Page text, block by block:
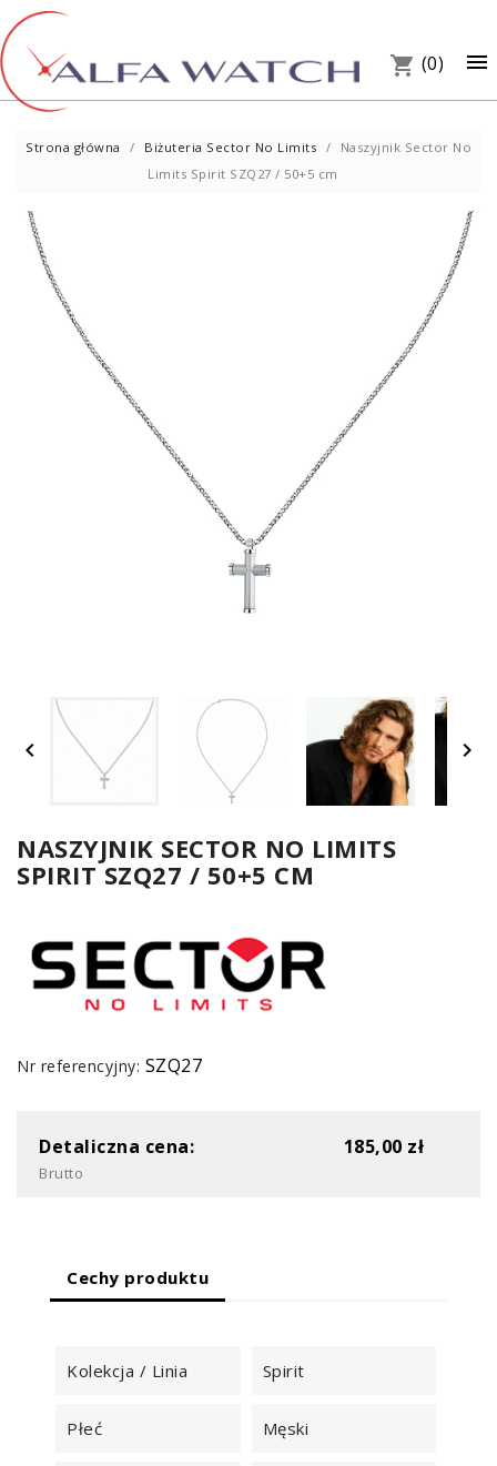

shopping_cart (0)
Strona główna Biżuteria Sector No Limits
Naszyjnik Sector No
Limits Spirit SZQ27 / 50+5 cm
 
NASZYJNIK SECTOR NO LIMITS
SPIRIT SZQ27 / 50+5 CM
Nr referencyjny: SZQ27
Detaliczna cena: 185,00 zł
Brutto
Cechy produktu
Kolekcja / Linia Spirit
Płeć Męski